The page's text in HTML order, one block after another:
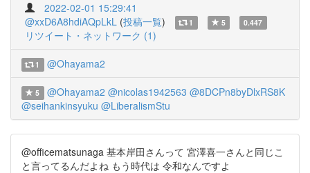
2022-02-01 15:29:41
@xxD6A8hdiAQpLkL (投稿一覧) 1 5 0.447
リツイート・ネットワーク (1)
1 @Ohayama2
5 @Ohayama2 @nicolas1942563 @8DCPn8byDlxRS8K
@seihankinsyuku @LiberalismStu
@officematsunaga 基本岸田さんって 宮澤喜一さんと同じこ
と言ってるんだよね もう時代は 令和なんですよ